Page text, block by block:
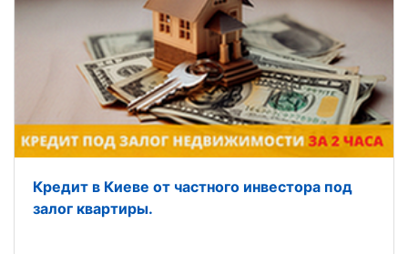
Кредит в Киеве от частного инвестора под
залог квартиры.